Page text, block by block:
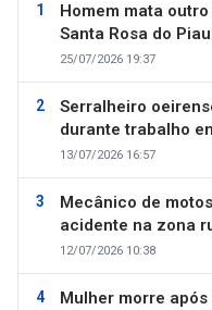
Homem mata
Santa Rosa do
25/07/2026 19:37
Serralheiro
durante trabalho
13/07/2026 16:57
Mecânico de
acidente na zona
12/07/2026 10:38
Mulher morre